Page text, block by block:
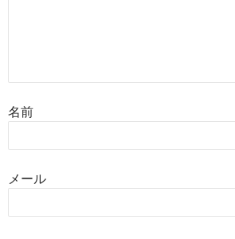
名前
メール